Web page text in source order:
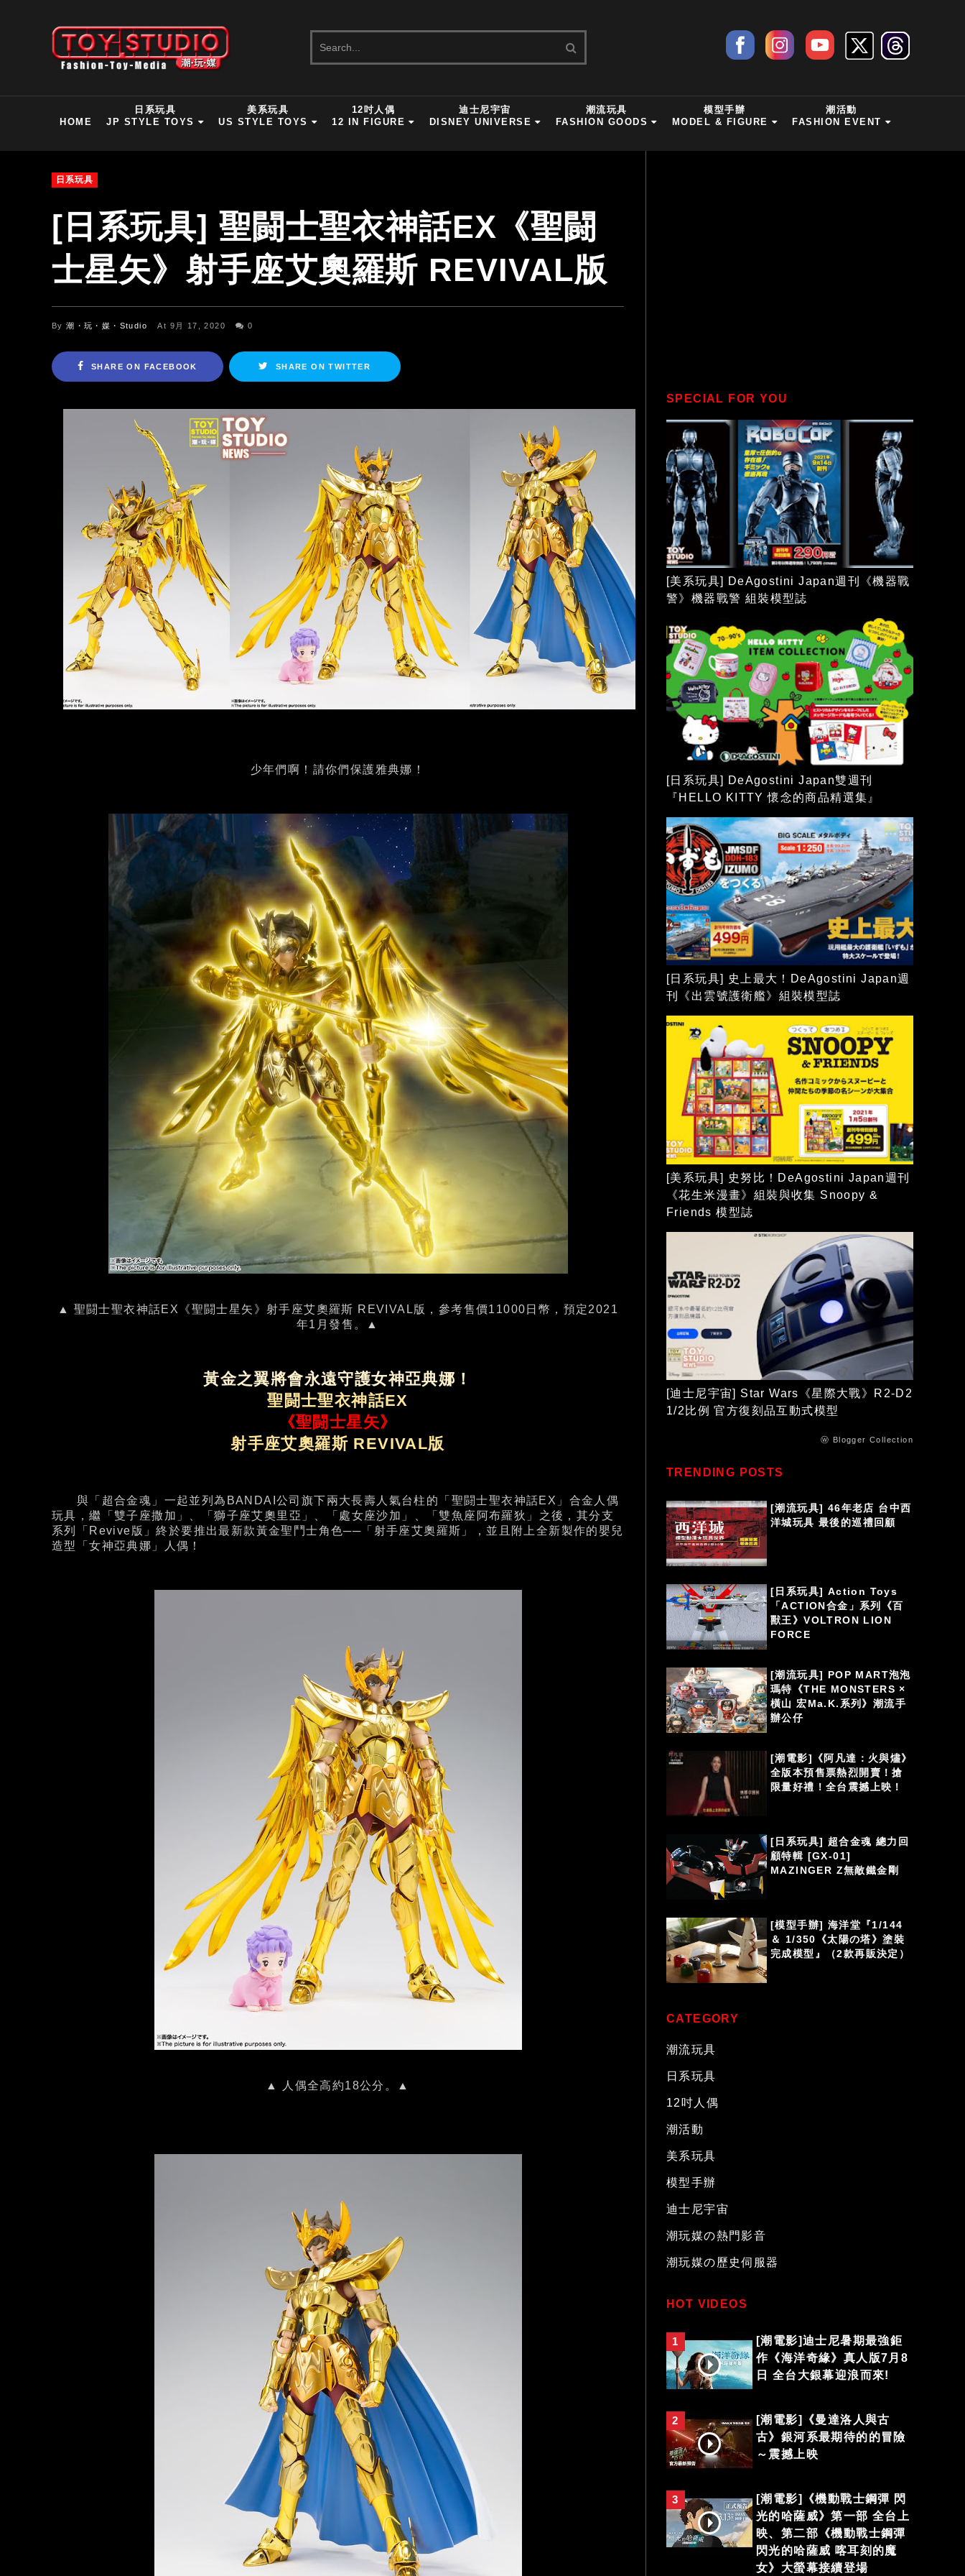
HOME
日系玩具
JP STYLE TOYS
美系玩具
US STYLE TOYS
12吋人偶
12 IN FIGURE
迪士尼宇宙
DISNEY UNIVERSE
潮流玩具
FASHION GOODS
模型手辦
MODEL & FIGURE
潮活動
FASHION EVENT
日系玩具
[日系玩具] 聖闘士聖衣神話EX《聖闘
士星矢》射手座艾奧羅斯 REVIVAL版
By潮・玩・媒・Studio At 9月 17, 2020 0
SHARE ON FACEBOOK SHARE ON TWITTER
少年們啊！請你們保護雅典娜！
▲ 聖闘士聖衣神話EX《聖闘士星矢》射手座艾奧羅斯 REVIVAL版，參考售價11000日幣，預定2021
年1月發售。▲
黃金之翼將會永遠守護女神亞典娜！
聖闘士聖衣神話EX
《聖闘士星矢》
射手座艾奧羅斯 REVIVAL版
與「超合金魂」一起並列為BANDAI公司旗下兩大長壽人氣台柱的「聖闘士聖衣神話EX」合金人偶
玩具，繼「雙子座撒加」、「獅子座艾奧里亞」、「處女座沙加」、「雙魚座阿布羅狄」之後，其分支
系列「Revive版」終於要推出最新款黃金聖鬥士角色──「射手座艾奧羅斯」，並且附上全新製作的嬰兒
造型「女神亞典娜」人偶！
▲ 人偶全高約18公分。▲
SPECIAL FOR YOU
[美系玩具] DeAgostini Japan週刊《機器戰
警》機器戰警 組裝模型誌
[日系玩具] DeAgostini Japan雙週刊
『HELLO KITTY 懷念的商品精選集』
[日系玩具] 史上最大！DeAgostini Japan週
刊《出雲號護衛艦》組裝模型誌
[美系玩具] 史努比！DeAgostini Japan週刊
《花生米漫畫》組裝與收集 Snoopy &
Friends 模型誌
[迪士尼宇宙] Star Wars《星際大戰》R2-D2
1/2比例 官方復刻品互動式模型
ⓦ Blogger Collection
TRENDING POSTS
[潮流玩具] 46年老店 台中西
洋城玩具 最後的巡禮回顧
[日系玩具] Action Toys
「ACTION合金」系列《百
獸王》VOLTRON LION
FORCE
[潮流玩具] POP MART泡泡
瑪特《THE MONSTERS ×
橫山 宏Ma.K.系列》潮流手
辦公仔
[潮電影]《阿凡達：火與燼》
全版本預售票熱烈開賣！搶
限量好禮！全台震撼上映！
[日系玩具] 超合金魂 總力回
顧特輯 [GX-01]
MAZINGER Z無敵鐵金剛
[模型手辦] 海洋堂『1/144
＆ 1/350《太陽の塔》塗裝
完成模型』（2款再販決定）
CATEGORY
潮流玩具
日系玩具
12吋人偶
潮活動
美系玩具
模型手辦
迪士尼宇宙
潮玩媒の熱門影音
潮玩媒の歷史伺服器
HOT VIDEOS
1
[潮電影]迪士尼暑期最強鉅
作《海洋奇緣》真人版7月8
日 全台大銀幕迎浪而來!
2
[潮電影]《曼達洛人與古
古》銀河系最期待的的冒險
～震撼上映
3
[潮電影]《機動戰士鋼彈 閃
光的哈薩威》第一部 全台上
映、第二部《機動戰士鋼彈
閃光的哈薩威 喀耳刻的魔
女》大螢幕接續登場